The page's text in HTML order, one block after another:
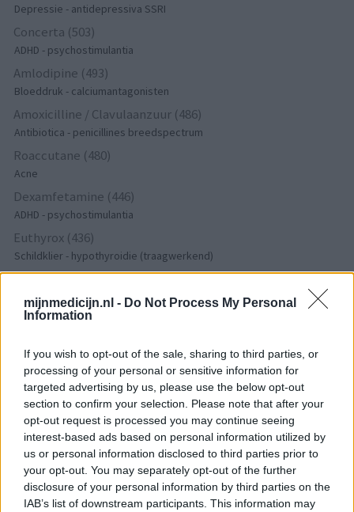
mijnmedicijn.nl - Do Not Process My Personal
Information
If you wish to opt-out of the sale, sharing to third parties, or
processing of your personal or sensitive information for
targeted advertising by us, please use the below opt-out
section to confirm your selection. Please note that after your
opt-out request is processed you may continue seeing
interest-based ads based on personal information utilized by
us or personal information disclosed to third parties prior to
your opt-out. You may separately opt-out of the further
disclosure of your personal information by third parties on the
IAB’s list of downstream participants. This information may
Depressie - antidepressiva SSRI
Concerta (503)
ADHD - psychostimulantia
Amlodipine (493)
Bloeddruk - calciumantagonisten
Amoxicilline / Clavulaanzuur (486)
Antibiotica - penicillines breedspectrum
Roaccutane (480)
Acne
Dexamfetamine (446)
ADHD - psychostimulantia
Euthyrox (436)
Schildklier - hypothyroidie (traagwerkend)
De reviews op deze pagina zijn door de gebruikers
een review voor een medicijn. Voor het delen van ervaringen is
geen medische kennis noodzakelijk. Op deze manier geven de
reviews alleen een beeld van de ervaring van de schrijvers en niet
die van de eigenaar van deze website. Denk er aan dat de
ervaringen kunnen verschillen van persoon tot persoon en dat u
voor medisch advies altijd contact op moet nemen met uw arts of
apotheker.